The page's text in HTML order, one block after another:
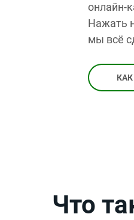
онлайн-
Нажать
мы всё
Что